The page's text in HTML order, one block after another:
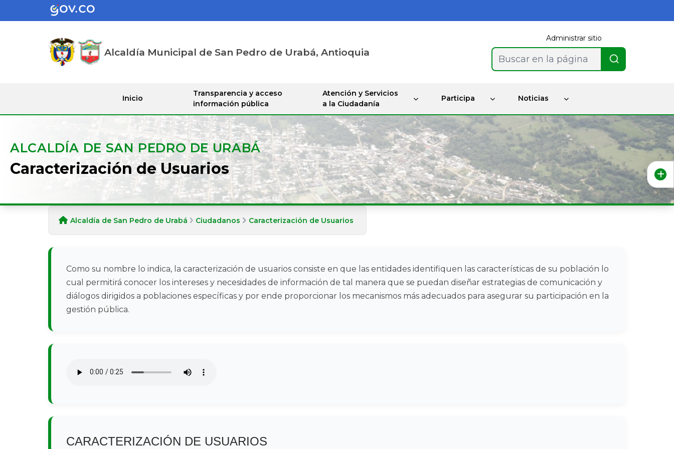
Alcaldía Municipal de San Pedro de Urabá, Antioquia
Administrar sitio
Buscar en la página
Inicio
Transparencia y acceso
información pública
Atención y Servicios
a la Ciudadanía
Participa Noticias
ALCALDÍA DE SAN PEDRO DE URABÁ
Caracterización de Usuarios
Alcaldía de San Pedro de Urabá Ciudadanos Caracterización de Usuarios
​​​​​​Como su nombre lo indica, la caracterización de usuarios consiste en que las entidades identifiquen las características de su población lo
cual permitirá conocer los intereses y necesidades de información de tal manera que se puedan diseñar estrategias de comunicación y
diálogos dirigidos a poblaciones específicas y por ende proporcionar los mecanismos más adecuados para asegurar su participación en la
gestión pública.
CARACTERIZACIÓN DE USUARIOS